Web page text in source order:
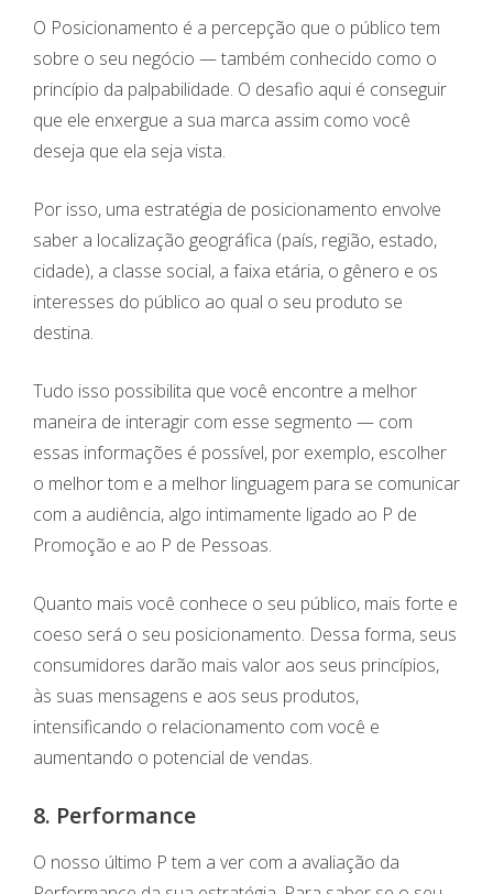
O Posicionamento é a percepção que o público tem
sobre o seu negócio — também conhecido como o
princípio da palpabilidade. O desafio aqui é conseguir
que ele enxergue a sua marca assim como você
deseja que ela seja vista.
Por isso, uma estratégia de posicionamento envolve
saber a localização geográfica (país, região, estado,
cidade), a classe social, a faixa etária, o gênero e os
interesses do público ao qual o seu produto se
destina.
Tudo isso possibilita que você encontre a melhor
maneira de interagir com esse segmento — com
essas informações é possível, por exemplo, escolher
o melhor tom e a melhor linguagem para se comunicar
com a audiência, algo intimamente ligado ao P de
Promoção e ao P de Pessoas.
Quanto mais você conhece o seu público, mais forte e
coeso será o seu posicionamento. Dessa forma, seus
consumidores darão mais valor aos seus princípios,
às suas mensagens e aos seus produtos,
intensificando o relacionamento com você e
aumentando o potencial de vendas.
8. Performance
O nosso último P tem a ver com a avaliação da